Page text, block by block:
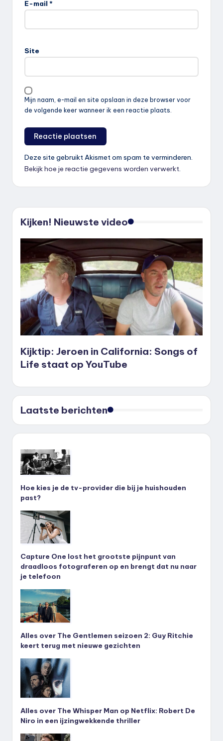
E-mail *
Site
Mijn naam, e-mail en site opslaan in deze browser voor
de volgende keer wanneer ik een reactie plaats.
Deze site gebruikt Akismet om spam te verminderen.
Bekijk hoe je reactie gegevens worden verwerkt.
Kijken! Nieuwste video
Kijktip: Jeroen in California: Songs of
Life staat op YouTube
Laatste berichten
Hoe kies je de tv-provider die bij je huishouden
past?
Capture One lost het grootste pijnpunt van
draadloos fotograferen op en brengt dat nu naar
je telefoon
Alles over The Gentlemen seizoen 2: Guy Ritchie
keert terug met nieuwe gezichten
Alles over The Whisper Man op Netflix: Robert De
Niro in een ijzingwekkende thriller